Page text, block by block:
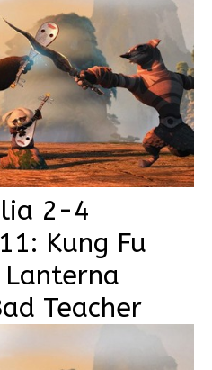
2-4
Kung Fu
Teacher